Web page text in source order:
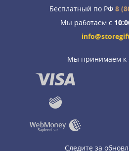
Бесплатный по РФ8
Мы работаем с
Мы принимаем к
Следите за